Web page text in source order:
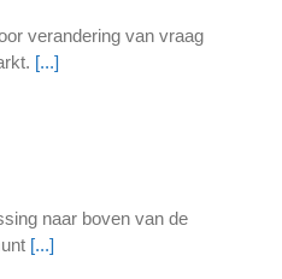
verandering van vraag
[...]
naar boven van de
[...]